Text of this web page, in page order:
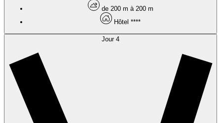
de 200 m à 200 m
Hôtel ****
Jour 4